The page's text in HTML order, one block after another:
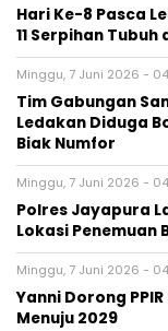
Hari Ke-8 Pasca
11 Serpihan
Minggu, 7 Juni 2026 -
Tim Gabungan
Ledakan Diduga
Biak Numfor
Minggu, 7 Juni 2026 -
Polres Jayapura
Lokasi Penemuan
Minggu, 7 Juni 2026 -
Yanni Dorong
Menuju 2029